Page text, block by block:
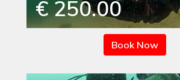
€ 250.00
Book Now